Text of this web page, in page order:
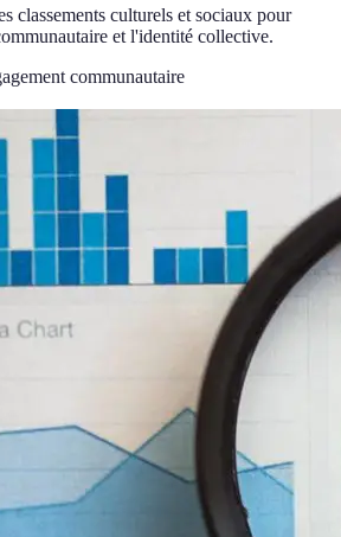
classements culturels et sociaux pour
et l'identité collective.
communautaire